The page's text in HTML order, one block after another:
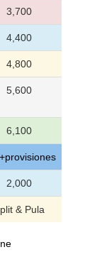
3,700
4,400
4,800
5,600
6,100
2,000
& Pula